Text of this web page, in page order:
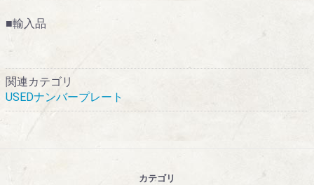
■輸入品
関連カテゴリ
USEDナンバープレート
カテゴリ